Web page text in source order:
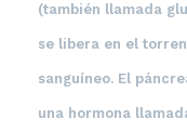
(también llamada
se libera en el
sanguíneo. El
una hormona